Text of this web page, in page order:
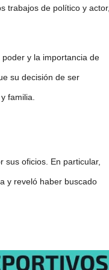
trabajos de político y actor,
y la importancia de
su decisión de ser
familia.
oficios. En particular,
y reveló haber buscado